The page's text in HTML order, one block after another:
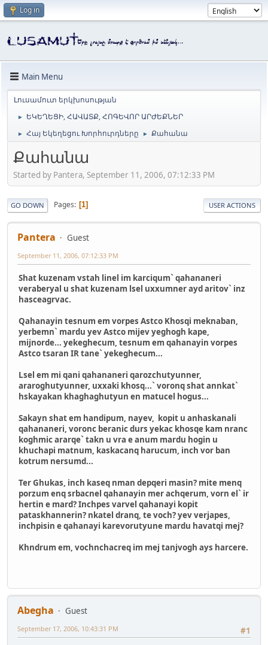
Log in
Main Menu
Լուսամուտ երկխոսության
► ԵԿԵՂԵՑԻ, ՀԱՎԱՏՔ, ՀՈԳԵՎՈՐ ԱՐԺԵՔՆԵՐ
► Հայ Եկեղեցու Խորհուրդները ► Քահանա
Քահանա
Started by Pantera, September 11, 2006, 07:12:33 PM
GO DOWN Pages 1 USER ACTIONS
Pantera Guest
September 11, 2006, 07:12:33 PM
Shat kuzenam vstah linel im karciqum` qahananeri
veraberyal u shat kuzenam lsel uxxumner ayd aritov` inz
hasceagrvac.
Qahanayin tesnum em vorpes Astco Khosqi meknaban,
yerbemn` mardu yev Astco mijev yeghogh kape,
mijnorde... yekeghecum, tesnum em qahanayin vorpes
Astco tsaran IR tane` yekeghecum...
Lsel em mi qani qahananeri qarozchutyunner,
araroghutyunner, uxxaki khosq...` voronq shat annkat`
hskayakan khaghaghutyun en matucel hogus...
Sakayn shat em handipum, nayev, kopit u anhaskanali
qahananeri, voronc beranic durs yekac khosqe kam nranc
koghmic ararqe` takn u vra e anum mardu hogin u
khuchapi matnum, kaskacanq harucum, inch vor ban
kotrum nersumd...
Ter Ghukas, inch kaseq nman depqeri masin? mite menq
porzum enq srbacnel qahanayin mer achqerum, vorn el` ir
hertin e mard? Inchpes varvel qahanayi kopit
pataskhannerin? nkatel dranq, te voch? yev verjapes,
inchpisin e qahanayi karevorutyune mardu havatqi mej?
Khndrum em, vochnchacreq im mej tanjvogh ays harcere.
Abegha
Guest
#1
September 17, 2006, 10:43:31 PM